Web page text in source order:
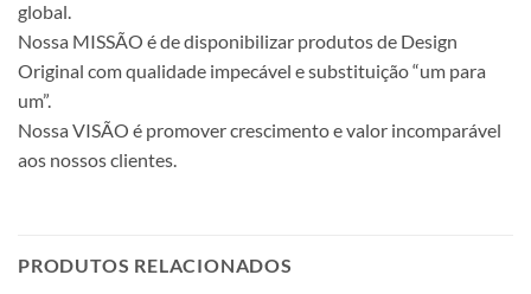
global.
Nossa MISSÃO é de disponibilizar produtos de Design
Original com qualidade impecável e substituição “um para
um”.
Nossa VISÃO é promover crescimento e valor incomparável
aos nossos clientes.
PRODUTOS RELACIONADOS